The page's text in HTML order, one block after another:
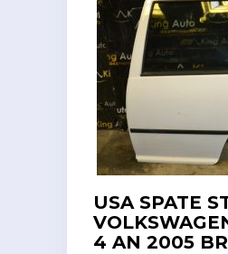
USA SPATE
4 AN 2005